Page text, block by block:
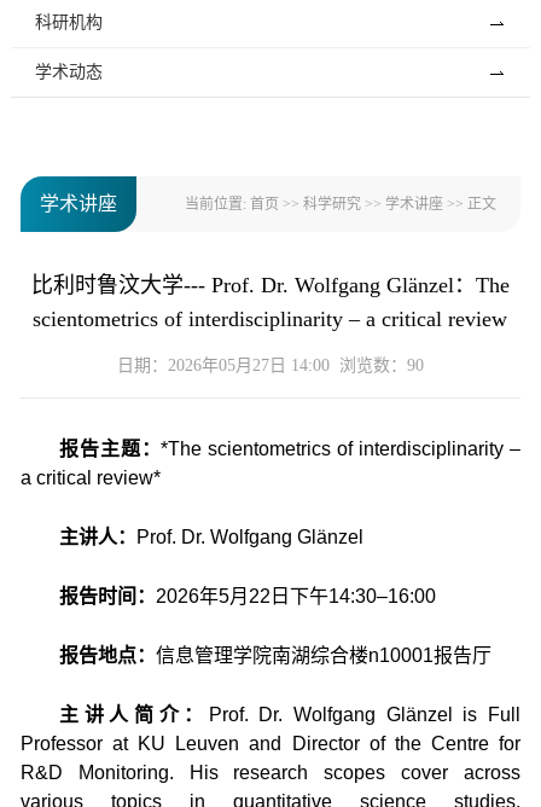
科研机构
学术动态
学术讲座 当前位置:首页 >>科学研究 >> 学术讲座 >> 正文
比利时鲁汶大学--- Prof. Dr. Wolfgang Glänzel：The
scientometrics of interdisciplinarity – a critical review
日期：2026年05月27日 14:00 浏览数： 90
报告主题：*The scientometrics of interdisciplinarity –
a critical review*
主讲人： Prof. Dr. Wolfgang Glänzel
报告时间： 2026年5月22日下午14:30–16:00
报告地点： 信息管理学院南湖综合楼n10001报告厅
主讲人简介：
Prof. Dr. Wolfgang Glänzel is Full
Professor at KU Leuven and Director of the Centre for
R&D Monitoring. His research scopes cover across
various topics in quantitative science studies,